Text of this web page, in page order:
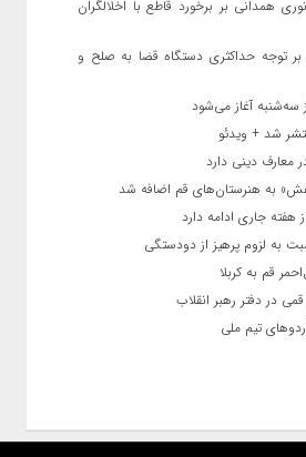
نوری همدانی بر برخورد قاطع با اخلالگران
بر توجه حداکثری دستگاه قضا به صلح و
آغاز می‌شود
شد + ویدئو
معارف دینی دارد
به هنرستان‌های قم اضافه شد
هفته جاری ادامه دارد
به لزوم پرهیز از دودستگی
در دفتر رهبر انقلاب